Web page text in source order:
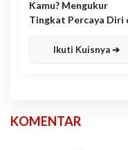
Kamu? Mengukur
Tingkat Percaya Diri
Ikuti Kuisnya ➔
KOMENTAR